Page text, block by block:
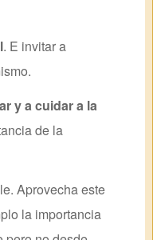
. E invitar a
y a cuidar a la
de la
Aprovecha este
la importancia